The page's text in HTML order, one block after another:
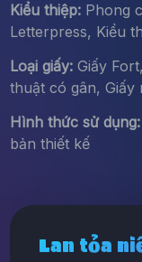
Kiểu thiệp:Phong
Letterpress, Kiểu
Loại giấy:Giấy
thuật có gân, Giấy
Hình thức sử dụng:
bản thiết kế
Lan tỏa